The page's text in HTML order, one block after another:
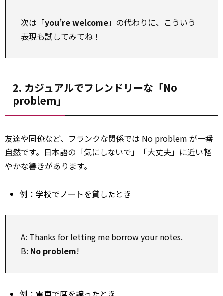
次は「you’re welcome」の代わりに、こういう
表現も試してみてね！
2. カジュアルでフレンドリーな「No
problem」
友達や同僚など、フランクな関係では No problem が一番
自然です。日本語の「気にしないで」「大丈夫」に近い軽
やかな響きがあります。
例：学校でノートを貸したとき
A: Thanks for letting me borrow your notes.
B: No problem!
例：電車で席を譲ったとき